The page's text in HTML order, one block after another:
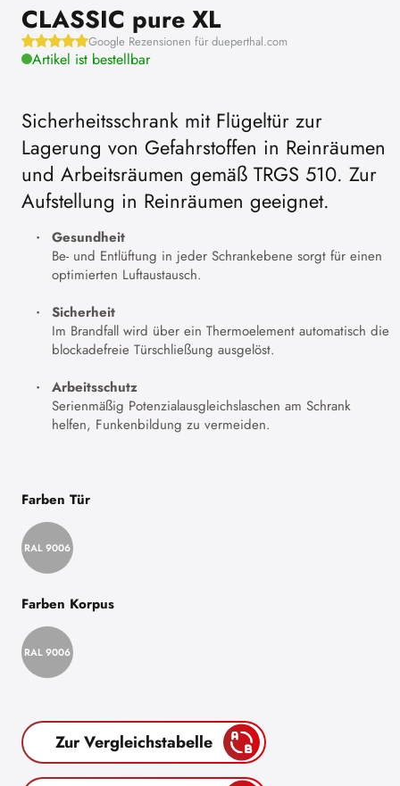
CLASSIC pure XL
Google Rezensionen für dueperthal.com
Artikel ist bestellbar
Sicherheitsschrank mit Flügeltür zur
Lagerung von Gefahrstoffen in Reinräumen
und Arbeitsräumen gemäß TRGS 510. Zur
Aufstellung in Reinräumen geeignet.
Gesundheit
Be- und Entlüftung in jeder Schrankebene sorgt für einen
optimierten Luftaustausch.
Sicherheit
Im Brandfall wird über ein Thermoelement automatisch die
blockadefreie Türschließung ausgelöst.
Arbeitsschutz
Serienmäßig Potenzialausgleichslaschen am Schrank
helfen, Funkenbildung zu vermeiden.
Farben Tür
RAL 9006
Farben Korpus
RAL 9006
Zur Vergleichstabelle